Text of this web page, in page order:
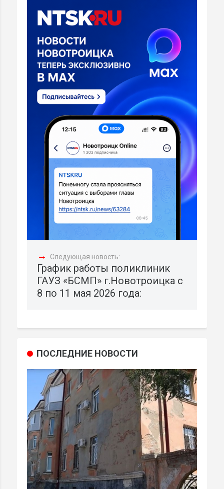
→ Следующая новость:
График работы поликлиник
ГАУЗ «БСМП» г.Новотроицка с
8 по 11 мая 2026 года:
ПОСЛЕДНИЕ НОВОСТИ